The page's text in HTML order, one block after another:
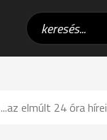
...az elmúlt 24 óra hírei